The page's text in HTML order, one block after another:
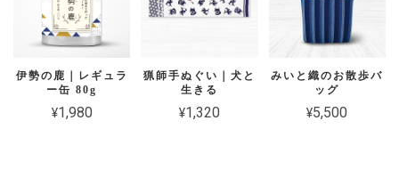
伊勢の鹿｜レギュラ
ー缶 80g
¥1,980
猟師手ぬぐい｜犬と
生きる
¥1,320
みいと織のお散歩バ
ッグ
¥5,500